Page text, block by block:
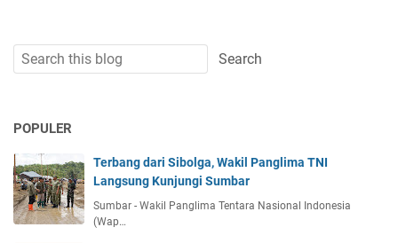
POPULER
Terbang dari Sibolga, Wakil Panglima TNI
Langsung Kunjungi Sumbar
Sumbar - Wakil Panglima Tentara Nasional Indonesia
(Wap…